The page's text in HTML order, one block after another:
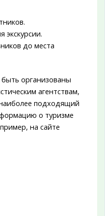
экскурсии.
до места
организованы
агентствам,
подходящий
о туризме
на сайте